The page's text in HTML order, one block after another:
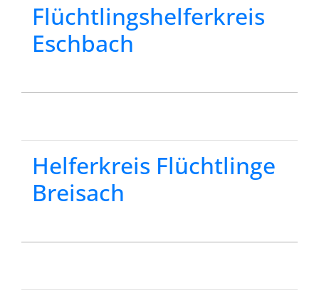
Flüchtlingshelferkreis
Eschbach
Helferkreis Flüchtlinge
Breisach